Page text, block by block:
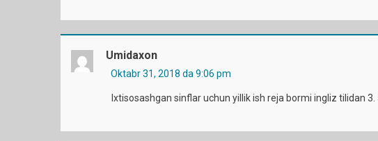
Umidaxon
Oktabr 31, 2018 da 9:06 pm
Ixtisosashgan sinflar uchun yillik ish reja bormi ingliz tilidan 3.